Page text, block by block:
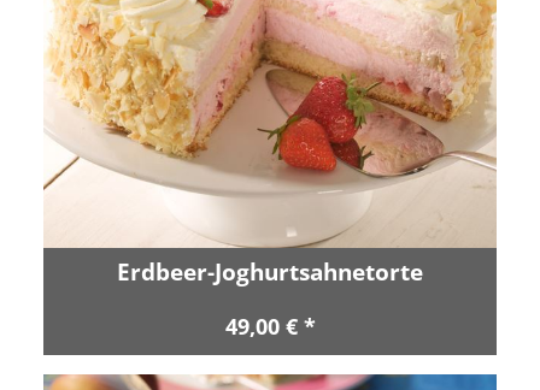
Erdbeer-Joghurtsahnetorte
49,00 € *